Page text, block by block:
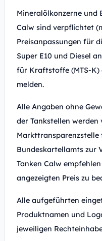
Mineralölkonzerne und
Calw sind verpflichtet
Preisanpassungen für
Super E10 und Diesel
für Kraftstoffe (MTS-K)
melden.
Alle Angaben ohne
der Tankstellen werden
Bundeskartellamts zur
Tanken Calw
angezeigten Preis zu
Alle aufgeführten
Produktnamen und
jeweiligen